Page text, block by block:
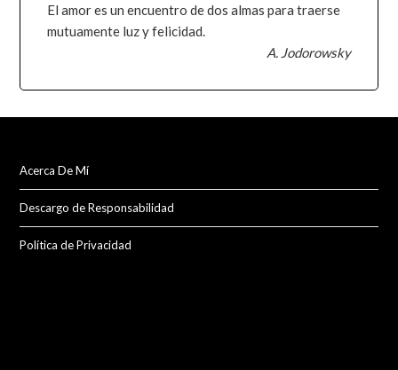
El amor es un encuentro de dos almas para traerse
mutuamente luz y felicidad.
A. Jodorowsky
Acerca De Mí
Descargo de Responsabilidad
Política de Privacidad